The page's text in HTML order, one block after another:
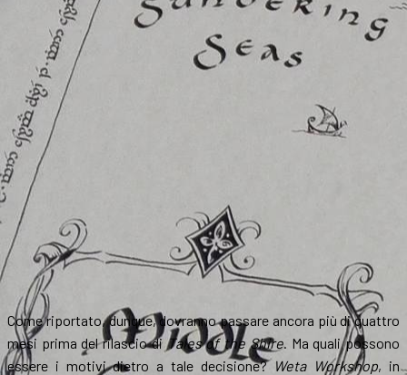
Come riportato, dunque, dovranno passare ancora più di quattro
mesi prima del rilascio di Tales of the Shire. Ma quali possono
essere i motivi dietro a tale decisione? Weta Workshop, in